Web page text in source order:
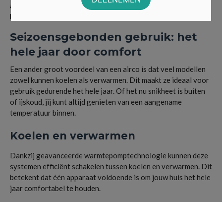
alleen voor een aangenamere leefomgeving maar draagt ook
bij aan jouw gezondheid.
Seizoensgebonden gebruik: het
hele jaar door comfort
Een ander groot voordeel van een airco is dat veel modellen
zowel kunnen koelen als verwarmen. Dit maakt ze ideaal voor
gebruik gedurende het hele jaar. Of het nu snikheet is buiten
of ijskoud, jij kunt altijd genieten van een aangename
temperatuur binnen.
Koelen en verwarmen
Dankzij geavanceerde warmtepomptechnologie kunnen deze
systemen efficiënt schakelen tussen koelen en verwarmen. Dit
betekent dat één apparaat voldoende is om jouw huis het hele
jaar comfortabel te houden.